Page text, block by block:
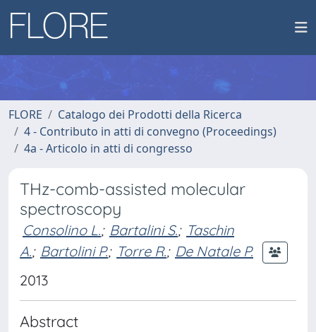
FLORE
Catalogo dei Prodotti della Ricerca
4 - Contributo in atti di convegno (Proceedings)
4a - Articolo in atti di congresso
THz-comb-assisted molecular
spectroscopy
Consolino L.; Bartalini S.; Taschin
A.; Bartolini P.; Torre R.; De Natale P.
2013
Abstract